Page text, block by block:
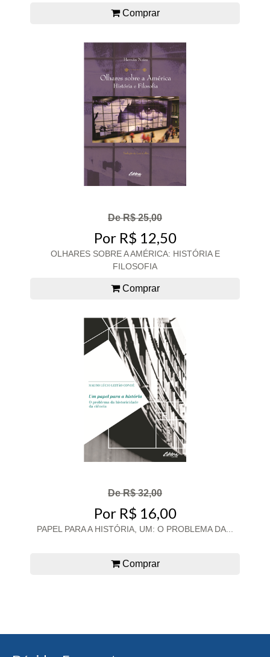
Comprar
De R$ 25,00
Por R$ 12,50
OLHARES SOBRE A AMÉRICA: HISTÓRIA E
FILOSOFIA
Comprar
De R$ 32,00
Por R$ 16,00
PAPEL PARA A HISTÓRIA, UM: O PROBLEMA DA...
Comprar